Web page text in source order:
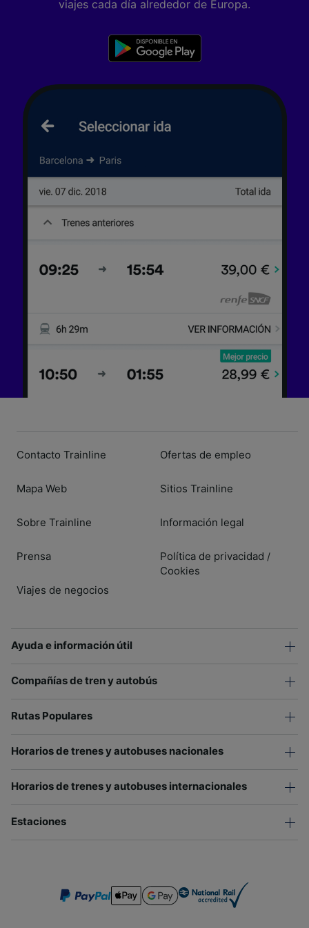
viajes cada día alrededor de Europa.
Contacto Trainline
Mapa Web
Sobre Trainline
Prensa
Viajes de negocios
Ofertas de empleo
Sitios Trainline
Información legal
Política de privacidad /
Cookies
Ayuda e información útil
Compañías de tren y autobús
Rutas Populares
Horarios de trenes y autobuses nacionales
Horarios de trenes y autobuses internacionales
Estaciones
Tanto nosotros como nuestros asociados
tratamos los datos para proporcionar:
Utilizar datos de localización geográfica
precisa. Analizar activamente las
identificación. Almacenar la información en un
dispositivo y/o acceder a ella. Publicidad y
contenido personalizados, medición de
publicidad y contenido, investigación de